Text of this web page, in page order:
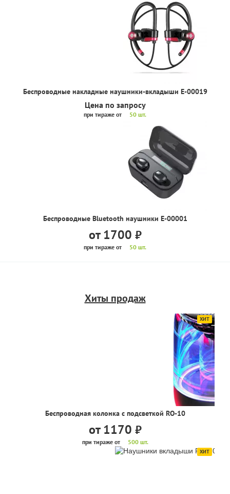
Беспроводные накладные наушники-вкладыши Е-00019
Цена по запросу
при тираже от 50 шт.
Беспроводные Bluetooth наушники E-00001
от 1700 руб.
при тираже от 50 шт.
Хиты продаж
ХИТ
Беспроводная колонка с подсветкой RO-10
от 1170 руб.
при тираже от 500 шт.
ХИТ